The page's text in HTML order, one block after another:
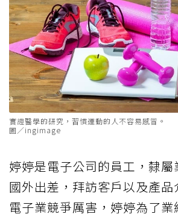
實證醫學的研究，習慣運動的人不容易感冒。
圖／ingimage
婷婷是電子公司的員工，隸屬
國外出差，拜訪客戶以及產品
電子業競爭厲害，婷婷為了